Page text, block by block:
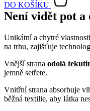
DO KOŠÍKU
Není vidět pot a
Unikátní a chytré
na trhu, zajišťuje
Vnější strana odolá
jemně setřete.
Vnitřní strana absorbuje
běžná textilie, aby látka